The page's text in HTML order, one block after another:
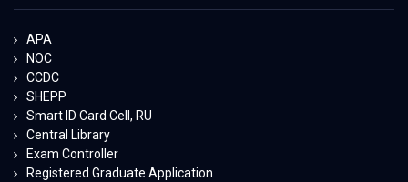
APA
NOC
CCDC
SHEPP
Smart ID Card Cell, RU
Central Library
Exam Controller
Registered Graduate Application